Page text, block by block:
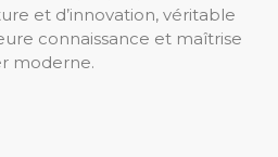
et d’innovation, véritable
connaissance et maîtrise
moderne.